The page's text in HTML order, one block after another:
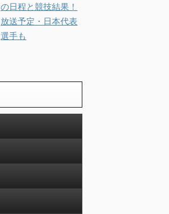
の日程と競技結果！
放送予定・日本代表
選手も